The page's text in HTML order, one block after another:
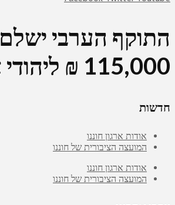
התוקף הערבי ישלם
115,000 ₪ ליהודי אותו תקף
חדשות
אודות ארגון חוננו
המועצה הציבורית של חוננו
אודות ארגון חוננו
המועצה הציבורית של חוננו